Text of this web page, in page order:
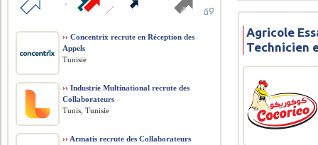
Agricole
Technicien
›› Concentrix recrute en Réception des
Appels
Tunisie
›› Industrie Multinational recrute des
Collaborateurs
Tunis, Tunisie
›› Armatis recrute des Collaborateurs